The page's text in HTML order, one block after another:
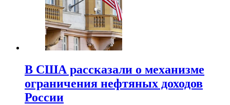
В США рассказали о механизме
ограничения нефтяных доходов
России